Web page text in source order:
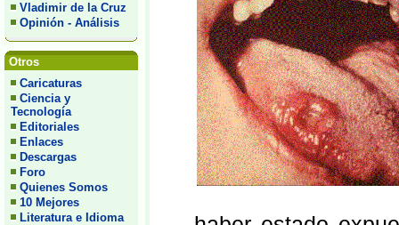
Vladimir de la Cruz
Opinión - Análisis
Otros
Caricaturas
Ciencia y
Tecnología
Editoriales
Enlaces
Descargas
Foro
Quienes Somos
10 Mejores
Literatura e Idioma